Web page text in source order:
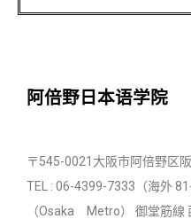
阿倍野日本语学院
〒545-0021大阪市阿倍野区
TEL : 06-4399-7333（海外
（Osaka Metro） 御堂筋線